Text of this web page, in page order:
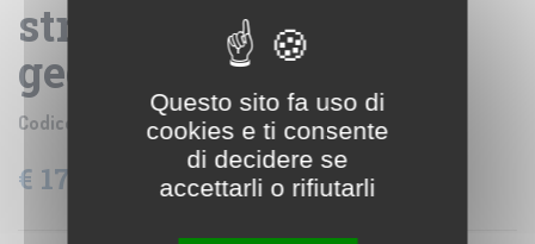
stradale - carta
geografica murale
Codice prodotto:GIZ 039M
€ 17,85 IVA: 4% Inclusa
Questo sito fa uso di
cookies e ti consente
di decidere se
accettarli o rifiutarli